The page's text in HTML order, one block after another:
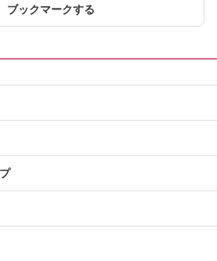
ブックマークする